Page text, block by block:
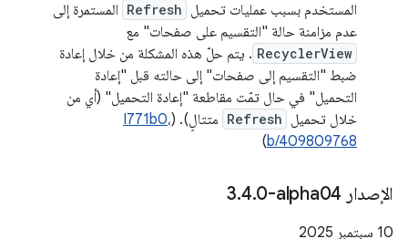
المستخدم بسبب عمليات تحميل Refresh المستمرة إلى
عدم مزامنة حالة "التقسيم على صفحات" مع
RecyclerView . يتم حلّ هذه المشكلة من خلال إعادة
ضبط "التقسيم إلى صفحات" إلى حالته قبل "إعادة
التحميل" في حال تمّت مقاطعة "إعادة التحميل" (أي من
خلال تحميل Refresh متتالٍ). ( I771b0،
b/409809768
)
الإصدار ‎3 .4.0-alpha04
‫10 سبتمبر 2025